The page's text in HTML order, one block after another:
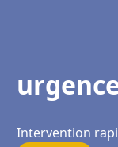
Intervention